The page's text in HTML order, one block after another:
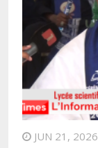
JUN 21, 2026